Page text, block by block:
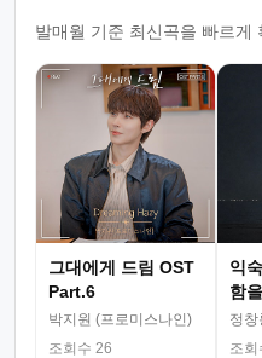
발매월 기준 최신곡을 빠르게
그대에게 드림 OST
Part.6
박지원 (프로미스나인)
조회수 26
익
함
정창
조